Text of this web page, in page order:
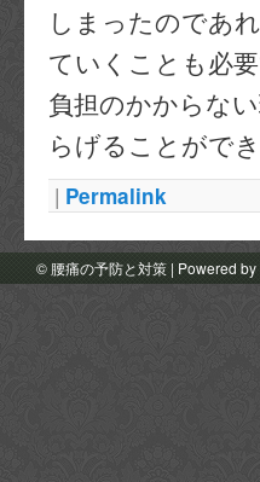
しまったのであ
ていくことも必
負担のかからな
らげることができ
| Permalink
© 腰痛の予防と対策 | Powered by